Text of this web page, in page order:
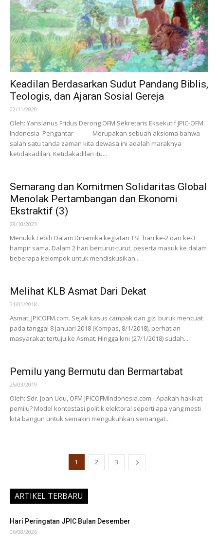
Keadilan Berdasarkan Sudut Pandang Biblis,
Teologis, dan Ajaran Sosial Gereja
02/11/2020
Oleh: Yansianus Fridus Derong OFM Sekretaris Eksekutif JPIC-OFM
Indonesia Pengantar Merupakan sebuah aksioma bahwa
salah satu tanda zaman kita dewasa ini adalah maraknya
ketidakadilan. Ketidakadilan itu...
Semarang dan Komitmen Solidaritas Global
Menolak Pertambangan dan Ekonomi
Ekstraktif (3)
28/10/2023
Menukik Lebih Dalam Dinamika kegiatan TSF hari ke-2 dan ke-3
hampir sama. Dalam 2 hari berturut-turut, peserta masuk ke dalam
beberapa kelompok untuk mendiskusikan...
Melihat KLB Asmat Dari Dekat
31/01/2018
Asmat, JPICOFM.com. Sejak kasus campak dan gizi buruk mencuat
pada tanggal 8 Januari 2018 (Kompas, 8/1/2018), perhatian
masyarakat tertuju ke Asmat. Hingga kini (27/1/2018) sudah...
Pemilu yang Bermutu dan Bermartabat
25/03/2019
Oleh: Sdr. Joan Udu, OFM JPICOFMIndonesia.com - Apakah hakikat
pemilu? Model kontestasi politik elektoral seperti apa yang mesti
kita bangun untuk semakin mengukuhkan semangat...
1 2 3
ARTIKEL TERBARU
Hari Peringatan JPIC Bulan Desember
06/08/2026